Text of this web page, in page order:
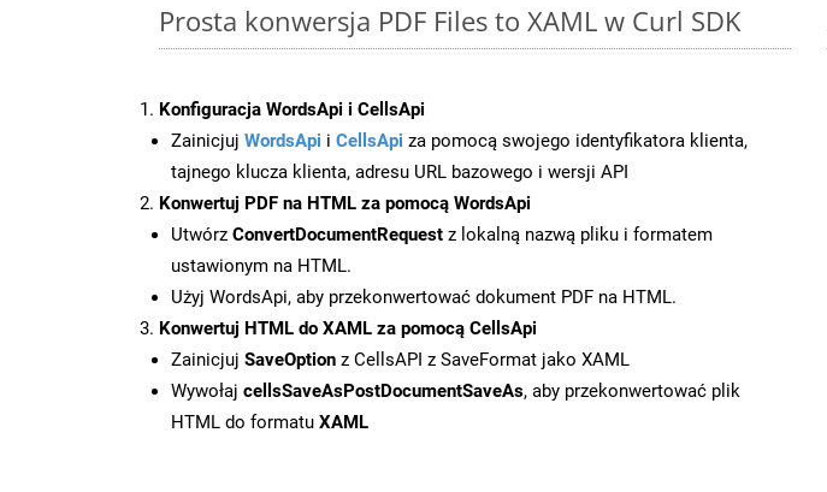
Prosta konwersja PDF Files to XAML w Curl SDK
Konfiguracja WordsApi i CellsApi
Zainicjuj WordsApi i CellsApi za pomocą swojego identyfikatora klienta,
tajnego klucza klienta, adresu URL bazowego i wersji API
Konwertuj PDF na HTML za pomocą WordsApi
Utwórz ConvertDocumentRequest z lokalną nazwą pliku i formatem
ustawionym na HTML.
Użyj WordsApi, aby przekonwertować dokument PDF na HTML.
Konwertuj HTML do XAML za pomocą CellsApi
Zainicjuj SaveOption z CellsAPI z SaveFormat jako XAML
Wywołaj cellsSaveAsPostDocumentSaveAs, aby przekonwertować plik
HTML do formatu XAML